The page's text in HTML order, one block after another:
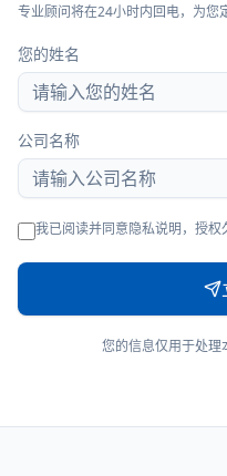
专业顾问将在24小时内回电，为您
您的姓名
公司名称
我已阅读并同意隐私说明，授权
您的信息仅用于处理